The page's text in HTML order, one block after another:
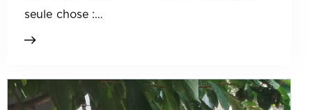
seule chose :…